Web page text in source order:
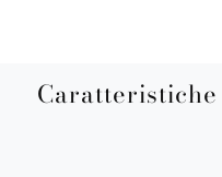
Caratteristiche